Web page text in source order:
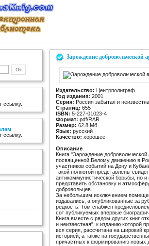
ссылку.
ссылку.
Зарождение добровольческой
Издательство: Центрполиграф
Год издания: 2001
Серия: Россия забытая и
Страниц: 655
ISBN: 5-227-01023-4
Формат: pdf/RAR
Размер: 62.8 Мб
Язык: русский
Качество: хорошее
Описание
Книга "Зарождение
посвященной Белому движению в
участников событий на Дону и
такой полнотой представлены
антикоммунистической борьбы, но
представить обстановку и
добровольцев.
За небольшим исключением
издавались, а опубликованные за
редкость. Том снабжен
сот публикуемых впервые
Книга вместе с рядом других книг
и неизвестная", к изданию которой
вся серия, рассчитана на широкий
историей, а также на
причастных к формированию новых